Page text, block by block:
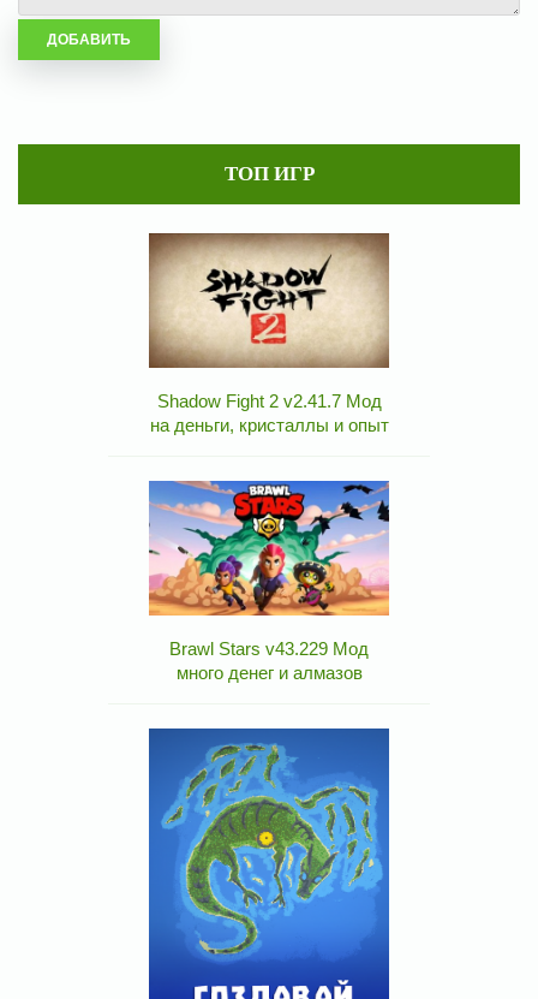
ТОП ИГР
Shadow Fight 2 v2.41.7 Мод
на деньги, кристаллы и опыт
Brawl Stars v43.229 Мод
много денег и алмазов